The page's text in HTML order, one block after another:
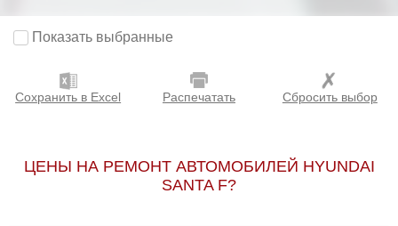
Показать выбранные
Сохранить в Excel Распечатать Сбросить выбор
ЦЕНЫ НА РЕМОНТ АВТОМОБИЛЕЙ HYUNDAI
SANTA F?